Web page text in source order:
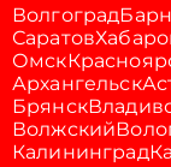
Волгоград
Саратов
Омск
Архангельск
Брянск
Волжский
Калининград